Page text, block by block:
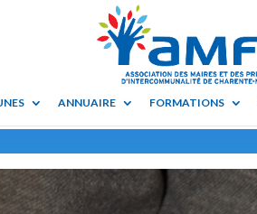
ANNUAIRE FORMATIONS